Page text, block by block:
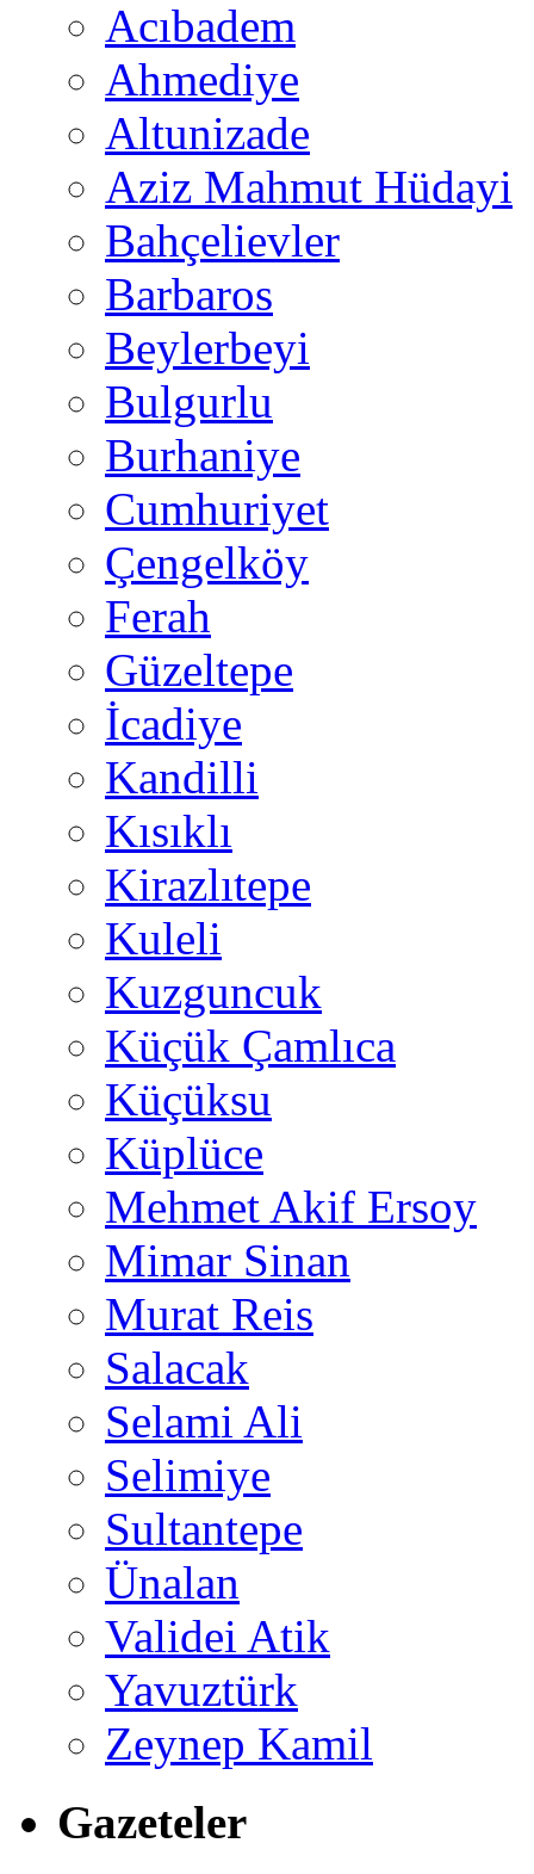
Acıbadem
Ahmediye
Altunizade
Aziz Mahmut Hüdayi
Bahçelievler
Barbaros
Beylerbeyi
Bulgurlu
Burhaniye
Cumhuriyet
Çengelköy
Ferah
Güzeltepe
İcadiye
Kandilli
Kısıklı
Kirazlıtepe
Kuleli
Kuzguncuk
Küçük Çamlıca
Küçüksu
Küplüce
Mehmet Akif Ersoy
Mimar Sinan
Murat Reis
Salacak
Selami Ali
Selimiye
Sultantepe
Ünalan
Validei Atik
Yavuztürk
Zeynep Kamil
Gazeteler